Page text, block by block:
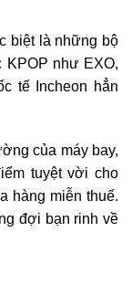
biệt là những bộ
KPOP như EXO,
tế Incheon hẳn
của máy bay,
tuyệt vời cho
hàng miễn thuế.
đợi bạn rinh về